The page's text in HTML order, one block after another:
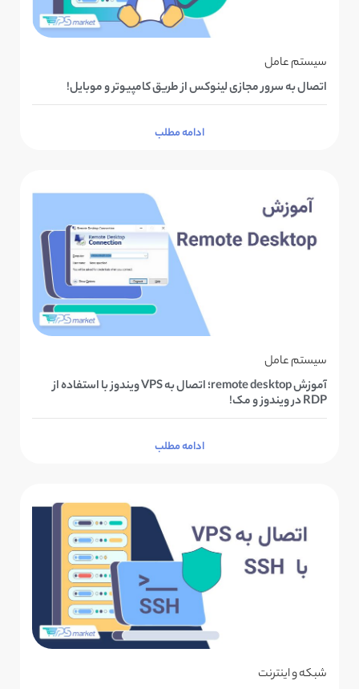
سیستم عامل
اتصال به سرور مجازی لینوکس از طریق کامپیوتر و موبایل!
ادامه مطلب
سیستم عامل
آموزش remote desktop؛ اتصال به VPS ویندوز با استفاده از
RDP در ویندوز و مک!
ادامه مطلب
شبکه و اینترنت